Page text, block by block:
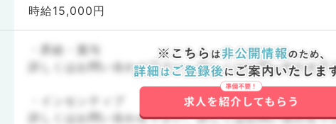
時給15,000円
・昇給・賞与
詳しくはお問い合わせ下さい。詳しくはお問い合わせ下
・インセンティブ
詳しくはお問い合わせ下さい。詳しくはお問い合わせ下